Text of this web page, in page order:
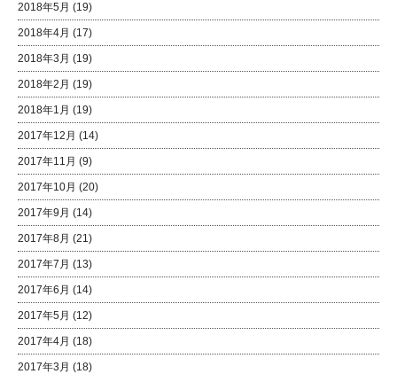
2018年5月 (19)
2018年4月 (17)
2018年3月 (19)
2018年2月 (19)
2018年1月 (19)
2017年12月 (14)
2017年11月 (9)
2017年10月 (20)
2017年9月 (14)
2017年8月 (21)
2017年7月 (13)
2017年6月 (14)
2017年5月 (12)
2017年4月 (18)
2017年3月 (18)